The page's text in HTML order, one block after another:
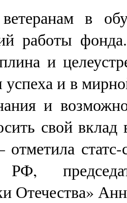
в
работы
и
успеха и в
и
свой
Отечества»